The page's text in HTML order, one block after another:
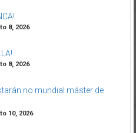
8, 2026
8, 2026
no mundial máster de
10, 2026